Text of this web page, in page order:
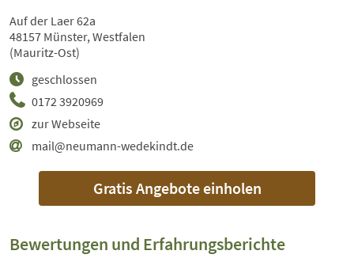
0172 3920969
zur Webseite
mail@neumann-wedekindt.de
geschlossen
Auf der Laer 62a
48157 Münster, Westfalen
(Mauritz-Ost)
Gratis Angebote einholen
Bewertungen und Erfahrungsberichte